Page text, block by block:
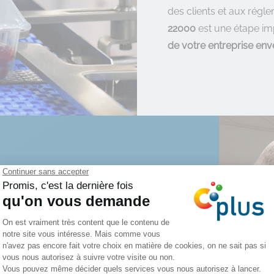
des clients et aux
22000 est une étape
de votre entreprise
système
de la